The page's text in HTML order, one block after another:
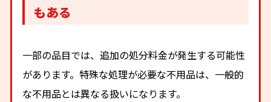
もある
一部の品目では、追加の処分料金が発生する可能性
があります。特殊な処理が必要な不用品は、一般的
な不用品とは異なる扱いになります。